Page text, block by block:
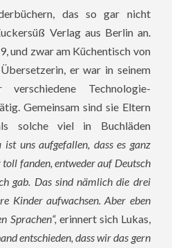
das so gar nicht
Verlag aus Berlin an.
und zwar am Küchentisch von
er war in seinem
Technologie-
Gemeinsam sind sie Eltern
solche viel in Buchläden
ist uns aufgefallen, dass es ganz
fanden, entweder auf Deutsch
gab. Das sind nämlich die drei
Kinder aufwachsen. Aber eben
Sprachen“, erinnert sich Lukas,
entschieden, dass wir das gern